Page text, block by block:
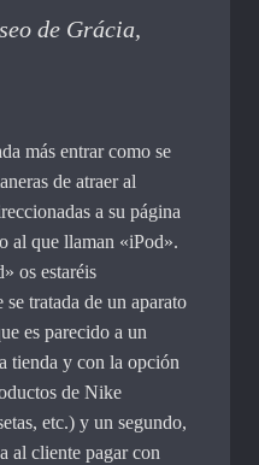
de Grácia,
más entrar como se
de atraer al
a su página
al que llaman «iPod».
os estaréis
tratada de un aparato
es parecido a un
tienda y con la opción
de Nike
etc.) y un segundo,
al cliente pagar con